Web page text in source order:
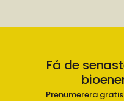
Få de
Prenumerera